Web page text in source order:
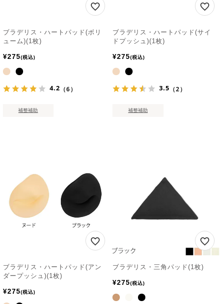
ブラデリス・ハートパッド(ボリ
ューム)(1枚)
¥275 税込
4.2 （6）
補整補助
ブラデリス・ハートパッド(サイ
ドプッシュ)(1枚)
¥275 税込
3.5 （2）
補整補助
ブラデリス・ハートパッド(アン
ダープッシュ)(1枚)
¥275 税込
ブラデリス・三角パッド(1枚)
¥275 税込